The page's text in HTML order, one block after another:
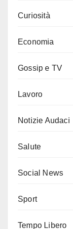
Curiosità
Economia
Gossip e TV
Lavoro
Notizie Audaci
Salute
Social News
Sport
Tempo Libero